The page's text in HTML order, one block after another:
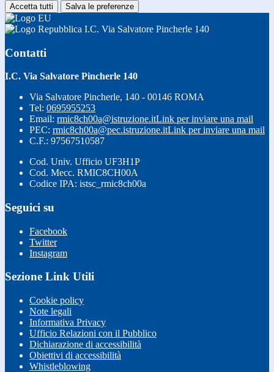
Accetta tutti Salva le preferenze
I.C. Via Salvatore Pincherle 140
Contatti
I.C. Via Salvatore Pincherle 140
Via Salvatore Pincherle, 140 - 00146 ROMA
Tel: 0695955253
Email: rmic8ch00a@istruzione.itLink per inviare una mail
PEC: rmic8ch00a@pec.istruzione.itLink per inviare una mail
C.F.: 97567510587
Cod. Univ. Ufficio UF3H1P
Cod. Mecc. RMIC8CH00A
Codice IPA: istsc_rmic8ch00a
Seguici su
Facebook
Twitter
Instagram
Sezione Link Utili
Cookie policy
Note legali
Informativa Privacy
Ufficio Relazioni con il Pubblico
Dichiarazione di accessibilità
Obiettivi di accessibilità
Whistleblowing